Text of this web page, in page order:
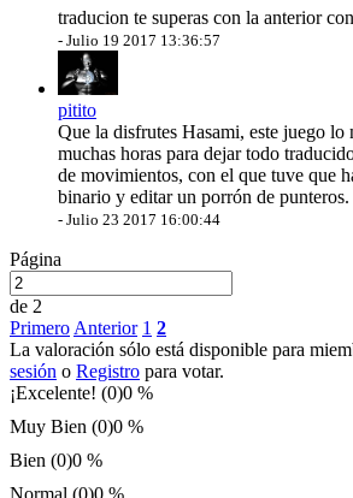
traducion te superas con la anterior
- Julio 19 2017 13:36:57
pitito
Que la disfrutes Hasami, este juego lo
muchas horas para dejar todo
de movimientos, con el que tuve que
binario y editar un porrón de punteros.
- Julio 23 2017 16:00:44
Página
de 2
Primero Anterior 1 2
La valoración sólo está disponible para
sesión o Registro para votar.
¡Excelente! (0)0 %
Muy Bien (0)0 %
Bien (0)0 %